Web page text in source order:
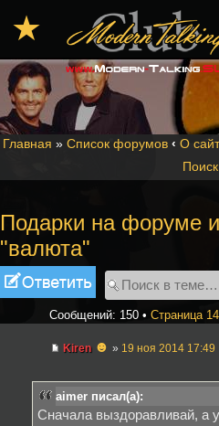
Главная » Список форумов ‹ О
Подарки на форуме
"валюта"
Ответить
Сообщений: 150 • Страница 14
Kiren ☻ » 19 ноя 2014 17:49
aimer писал(а):
Сначала выздоравливай, а
★